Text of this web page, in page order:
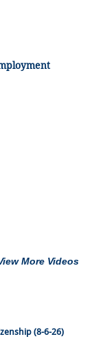
More Videos
(8-6-26)